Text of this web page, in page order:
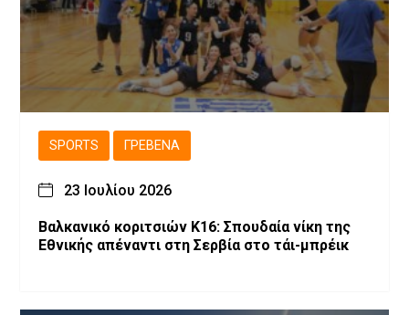
SPORTS ΓΡΕΒΕΝΆ
23 Ιουλίου 2026
Βαλκανικό κοριτσιών Κ16: Σπουδαία νίκη της
Εθνικής απέναντι στη Σερβία στο τάι-μπρέικ